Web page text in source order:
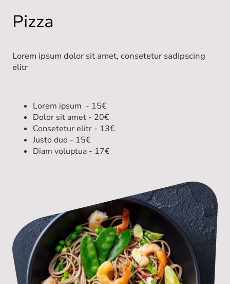
Pizza
Lorem ipsum dolor sit amet, consetetur sadipscing
elitr
Lorem ipsum - 15€
Dolor sit amet - 20€
Consetetur elitr - 13€
Justo duo - 15€
Diam voluptua - 17€